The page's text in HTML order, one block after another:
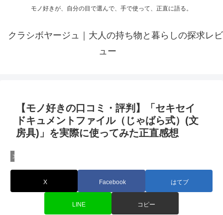
モノ好きが、自分の目で選んで、手で使って、正直に語る。
クラシボヤージュ｜大人の持ち物と暮らしの探求レビ
ュー
【モノ好きの口コミ・評判】「セキセイ
ドキュメントファイル（じゃばら式）(文
房具)」を実際に使ってみた正直感想
文房具レビュー
X Facebook はてブ
LINE コピー